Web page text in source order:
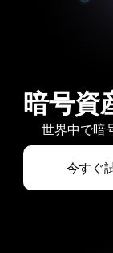
暗号資
世界中で暗
今すぐ